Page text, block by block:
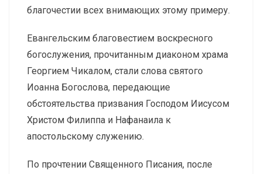
благочестии всех внимающих этому примеру.
Евангельским благовестием воскресного
богослужения, прочитанным диаконом храма
Георгием Чикалом, стали слова святого
Иоанна Богослова, передающие
обстоятельства призвания Господом Иисусом
Христом Филиппа и Нафанаила к
апостольскому служению.
По прочтении Священного Писания, после